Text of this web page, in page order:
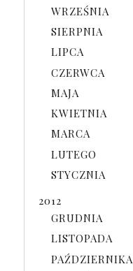
WRZEŚNIA
SIERPNIA
LIPCA
CZERWCA
MAJA
KWIETNIA
MARCA
LUTEGO
STYCZNIA
2012
GRUDNIA
LISTOPADA
PAŹDZIERNIKA